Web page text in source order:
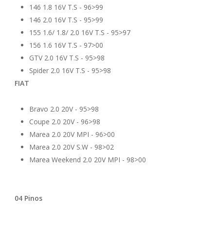
146 1.8 16V T.S - 96>99
146 2.0 16V T.S - 95>99
155 1.6/ 1.8/ 2.0 16V T.S - 95>97
156 1.6 16V T.S - 97>00
GTV 2.0 16V T.S - 95>98
Spider 2.0 16V T.S - 95>98
FIAT
Bravo 2.0 20V - 95>98
Coupe 2.0 20V - 96>98
Marea 2.0 20V MPI - 96>00
Marea 2.0 20V S.W - 98>02
Marea Weekend 2.0 20V MPI - 98>00
04 Pinos